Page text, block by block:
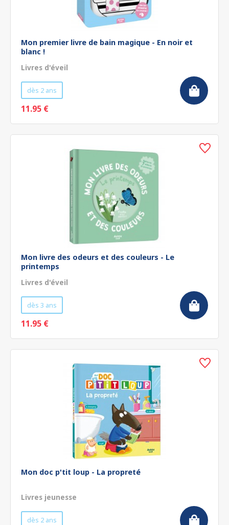
Mon premier livre de bain magique - En noir et
blanc !
Livres d'éveil
dès 2 ans
11.95 €
Mon livre des odeurs et des couleurs - Le
printemps
Livres d'éveil
dès 3 ans
11.95 €
Mon doc p'tit loup - La propreté
Livres jeunesse
dès 2 ans